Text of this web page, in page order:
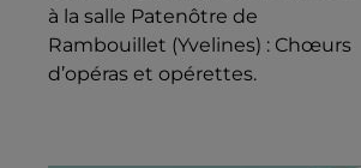
à la salle Patenôtre de
Rambouillet (Yvelines) : Chœurs
d’opéras et opérettes.